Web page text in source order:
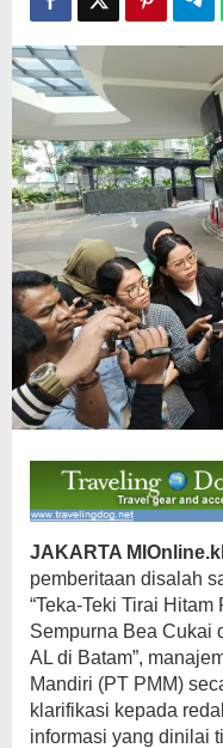
Kargo
JAKARTA
pemberitaan disalah
“Teka-Teki Tirai
Sempurna Bea Cukai
AL di Batam”,
Mandiri (PT PMM)
klarifikasi kepada
informasi yang dinilai